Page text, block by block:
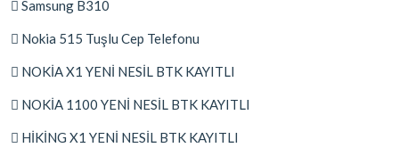
Samsung B310
Nokia 515 Tuşlu Cep Telefonu
NOKİA X1 YENİ NESİL BTK KAYITLI
NOKİA 1100 YENİ NESİL BTK KAYITLI
HİKİNG X1 YENİ NESİL BTK KAYITLI